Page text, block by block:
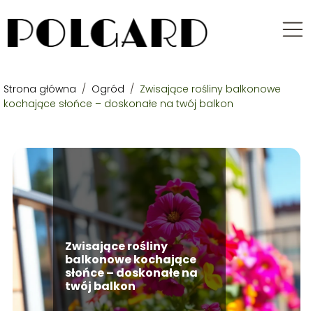
Strona główna / Ogród / Zwisające rośliny balkonowe
kochające słońce – doskonałe na twój balkon
Zwisające rośliny
balkonowe kochające
słońce – doskonałe na
twój balkon